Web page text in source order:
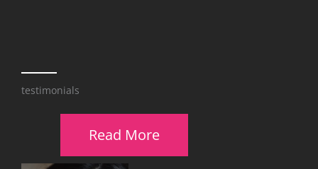
testimonials
Read More